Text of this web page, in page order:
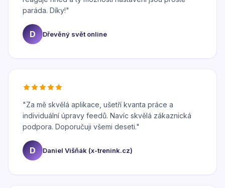
paráda. Díky!"
D Dřevěný svět online
"Za mě skvělá aplikace, ušetří kvanta práce a
individuální úpravy feedů. Navíc skvělá zákaznická
podpora. Doporučuji všemi deseti."
D Daniel Višňák (x-trenink.cz)